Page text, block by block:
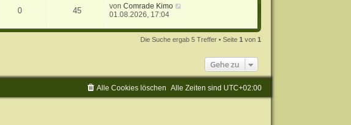
0 45 vonComrade Kimo
01.08.2026, 17:04
Die Suche ergab 5 Treffer • Seite1 von1
Gehe zu
Alle Zeiten sind UTC+02:00
Alle Cookies löschen